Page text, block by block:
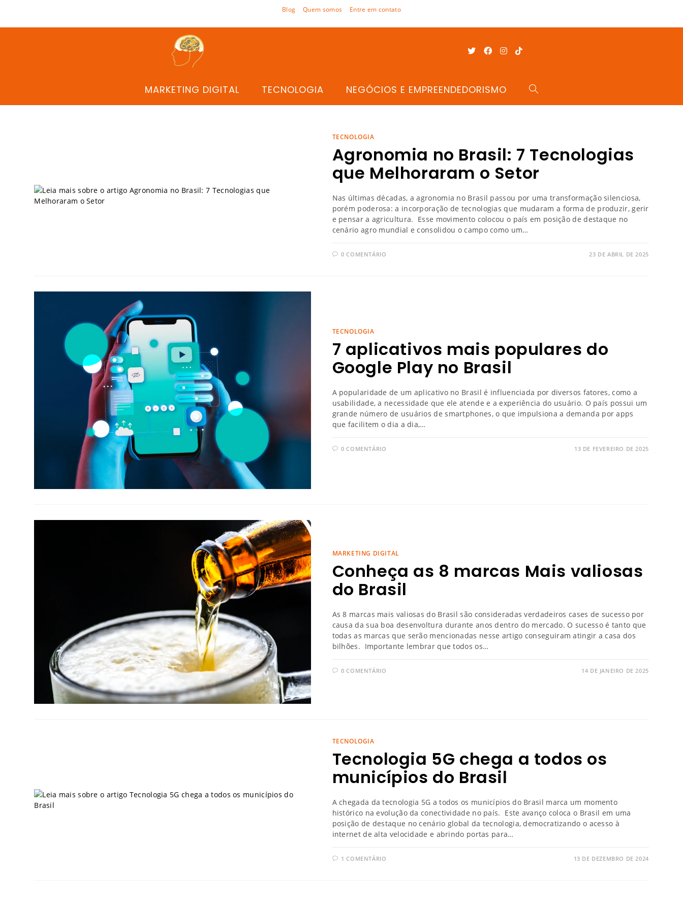
Blog Quem somos Entre em contato
MARKETING DIGITAL TECNOLOGIA NEGÓCIOS E EMPREENDEDORISMO
TECNOLOGIA
Agronomia no Brasil: 7 Tecnologias
que Melhoraram o Setor
Nas últimas décadas, a agronomia no Brasil passou por uma transformação silenciosa,
porém poderosa: a incorporação de tecnologias que mudaram a forma de produzir, gerir
e pensar a agricultura. Esse movimento colocou o país em posição de destaque no
cenário agro mundial e consolidou o campo como um…
0 COMENTÁRIO 23 DE ABRIL DE 2025
TECNOLOGIA
7 aplicativos mais populares do
Google Play no Brasil
A popularidade de um aplicativo no Brasil é influenciada por diversos fatores, como a
usabilidade, a necessidade que ele atende e a experiência do usuário. O país possui um
grande número de usuários de smartphones, o que impulsiona a demanda por apps
que facilitem o dia a dia,…
0 COMENTÁRIO 13 DE FEVEREIRO DE 2025
MARKETING DIGITAL
Conheça as 8 marcas Mais valiosas
do Brasil
As 8 marcas mais valiosas do Brasil são consideradas verdadeiros cases de sucesso por
causa da sua boa desenvoltura durante anos dentro do mercado. O sucesso é tanto que
todas as marcas que serão mencionadas nesse artigo conseguiram atingir a casa dos
bilhões. Importante lembrar que todos os…
0 COMENTÁRIO 14 DE JANEIRO DE 2025
TECNOLOGIA
Tecnologia 5G chega a todos os
municípios do Brasil
A chegada da tecnologia 5G a todos os municípios do Brasil marca um momento
histórico na evolução da conectividade no país. Este avanço coloca o Brasil em uma
posição de destaque no cenário global da tecnologia, democratizando o acesso à
internet de alta velocidade e abrindo portas para…
1 COMENTÁRIO 13 DE DEZEMBRO DE 2024